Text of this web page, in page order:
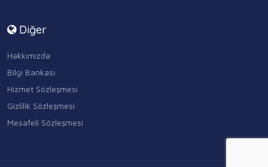
Diğer
Hakkımızda
Bilgi Bankası
Hizmet Sözleşmesi
Gizlilik Sözleşmesi
Mesafeli Sözleşmesi